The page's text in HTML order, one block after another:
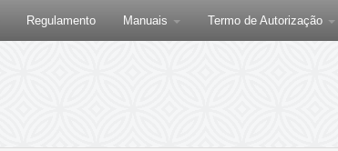
Regulamento Manuais Termo de Autorização